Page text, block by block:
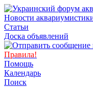
Новости
Статьи
Доска объявлений
Правила!
Помощь
Календарь
Поиск